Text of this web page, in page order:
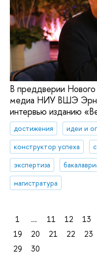
В преддверии
медиа НИУ ВШЭ
интервью изданию
достижения
идеи и
конструктор успеха
экспертиза
магистратура
1 ... 11 12 13
19
20 21 22 23
29
30